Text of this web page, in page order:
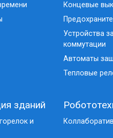
Концевые
Устройства
коммутации
Автоматы
Тепловые
зданий
и